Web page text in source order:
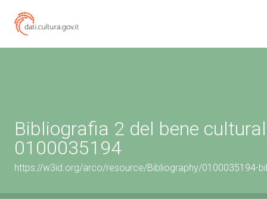
Bibliografia 2 del bene
0100035194
https://w3id.org/arco/resource/Bibliography/0100035194-